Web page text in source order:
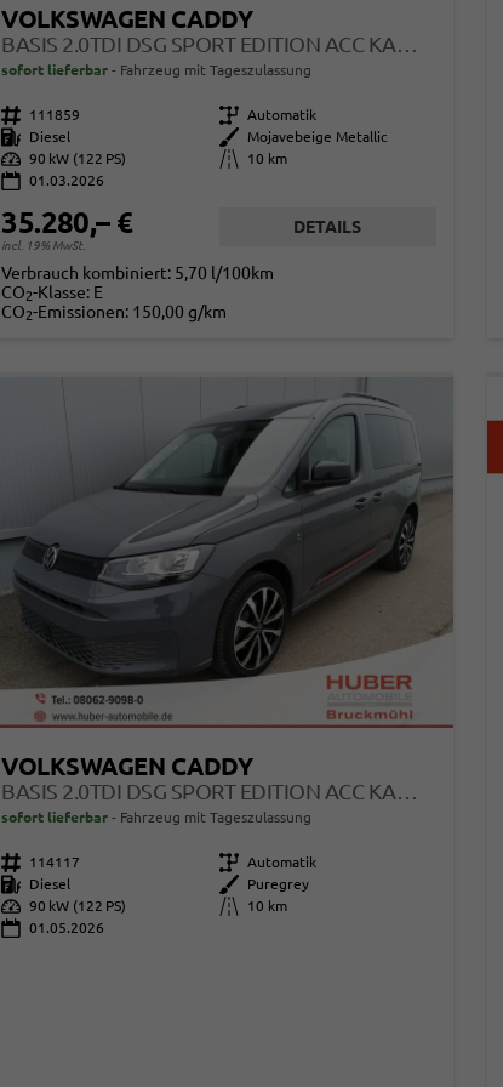
VOLKSWAGEN CADDY
sofort lieferbar Fahrzeug mit Tageszulassung
Fahrzeugnr. 111859 Getriebe Automatik
Kraftstoff
Diesel Außenfarbe
Mojavebeige Metallic
Leistung 90 kW (122 PS) Kilometerstand
10 km
01.03.2026
35.280,– €
incl. 19% MwSt.
DETAILS
Verbrauch kombiniert: 5,70 l/100km
CO2-Klasse: E
CO2-Emissionen: 150,00 g/km
VOLKSWAGEN CADDY
BASIS 2.0TDI DSG SPORT EDITION ACC KAM GV5 APP
sofort lieferbar Fahrzeug mit Tageszulassung
Fahrzeugnr. 114117 Getriebe Automatik
Kraftstoff
Diesel Außenfarbe
Puregrey
Leistung 90 kW (122 PS) Kilometerstand
10 km
01.05.2026